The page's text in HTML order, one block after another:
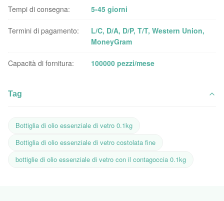
Tempi di consegna: 5-45 giorni
Termini di pagamento:
L/C, D/A, D/P, T/T, Western Union,
MoneyGram
Capacità di fornitura: 100000 pezzi/mese
Tag
Bottiglia di olio essenziale di vetro 0.1kg
Bottiglia di olio essenziale di vetro costolata fine
bottiglie di olio essenziale di vetro con il contagoccia 0.1kg